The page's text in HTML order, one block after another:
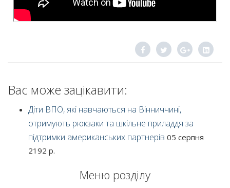
Меню розділу
Вас може зацікавити:
Діти ВПО, які навчаються на Вінниччині,
отримують рюкзаки та шкільне приладдя за
підтримки американських партнерів 05 серпня
2192 р.